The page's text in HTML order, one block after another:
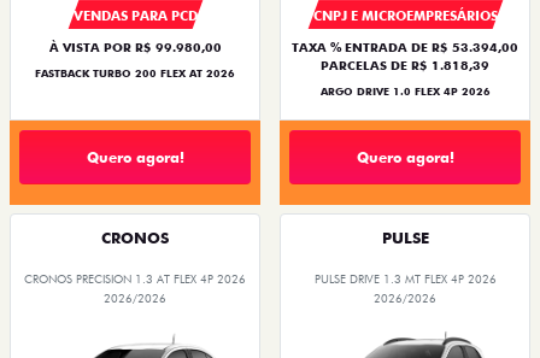
VENDAS PARA PCD
À VISTA POR R$ 99.980,00
FASTBACK TURBO 200 FLEX AT 2026
Quero agora!
CNPJ E MICROEMPRESÁRIOS
TAXA % ENTRADA DE R$ 53.394,00
PARCELAS DE R$ 1.818,39
ARGO DRIVE 1.0 FLEX 4P 2026
Quero agora!
CRONOS
CRONOS PRECISION 1.3 AT FLEX 4P 2026
2026/2026
PULSE
PULSE DRIVE 1.3 MT FLEX 4P 2026
2026/2026